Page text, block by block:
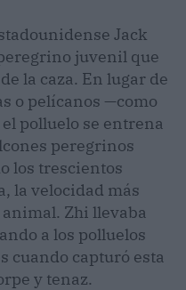
Jack
juvenil que
la caza. En lugar de
o pelícanos —como
polluelo se entrena
peregrinos
los trescientos
la velocidad más
Zhi llevaba
a los polluelos
cuando capturó esta
y tenaz.